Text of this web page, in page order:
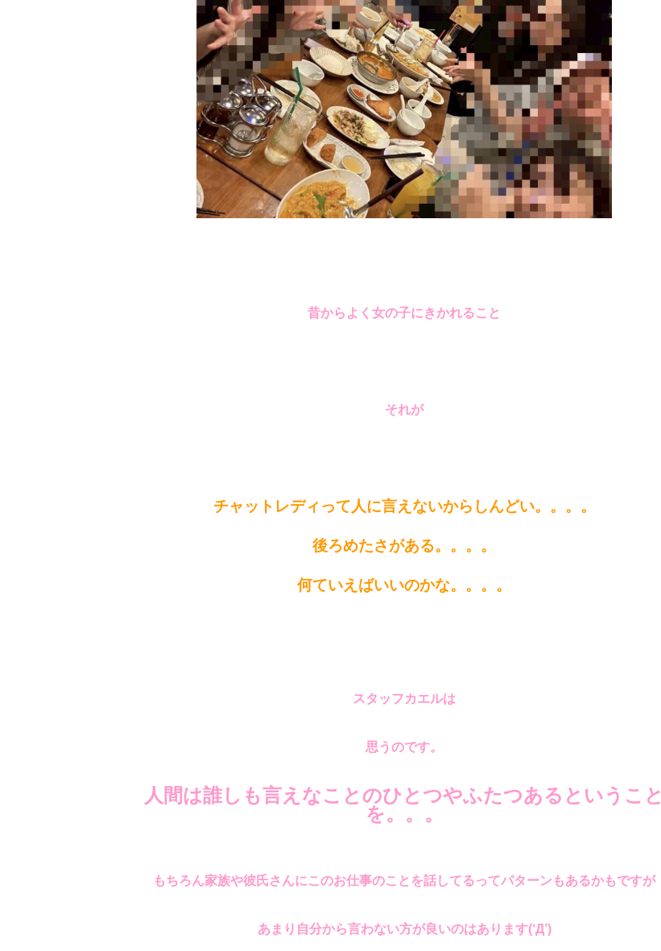
昔からよく女の子にきかれること
それが
チャットレディって人に言えないからしんどい。。。。
後ろめたさがある。。。。
何ていえばいいのかな。。。。
スタッフカエルは
思うのです。
人間は誰しも言えなことのひとつやふたつあるということ
を。。。
もちろん家族や彼氏さんにこのお仕事のことを話してるってパターンもあるかもですが
あまり自分から言わない方が良いのはあります(‘Д’)